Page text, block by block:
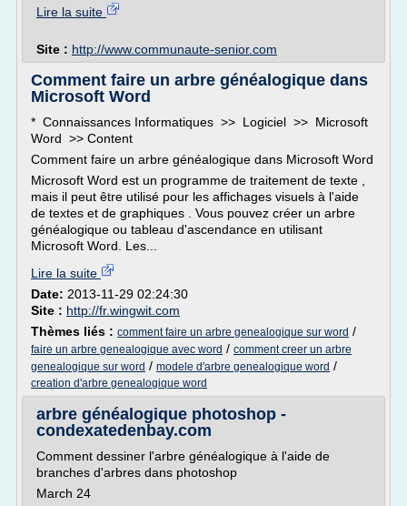
Lire la suite
Site : http://www.communaute-senior.com
Comment faire un arbre généalogique dans
Microsoft Word
* Connaissances Informatiques >> Logiciel >> Microsoft
Word >> Content
Comment faire un arbre généalogique dans Microsoft Word
Microsoft Word est un programme de traitement de texte ,
mais il peut être utilisé pour les affichages visuels à l'aide
de textes et de graphiques . Vous pouvez créer un arbre
généalogique ou tableau d'ascendance en utilisant
Microsoft Word. Les...
Lire la suite
Date: 2013-11-29 02:24:30
Site : http://fr.wingwit.com
Thèmes liés : comment faire un arbre genealogique sur word /
faire un arbre genealogique avec word / comment creer un arbre
genealogique sur word / modele d'arbre genealogique word /
creation d'arbre genealogique word
arbre généalogique photoshop -
condexatedenbay.com
Comment dessiner l'arbre généalogique à l'aide de
branches d'arbres dans photoshop
March 24